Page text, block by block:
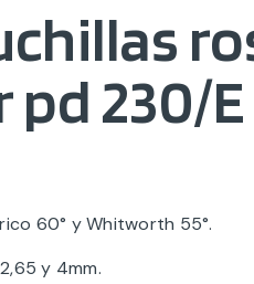
230/E
60° y Whitworth 55°.
y 4mm.